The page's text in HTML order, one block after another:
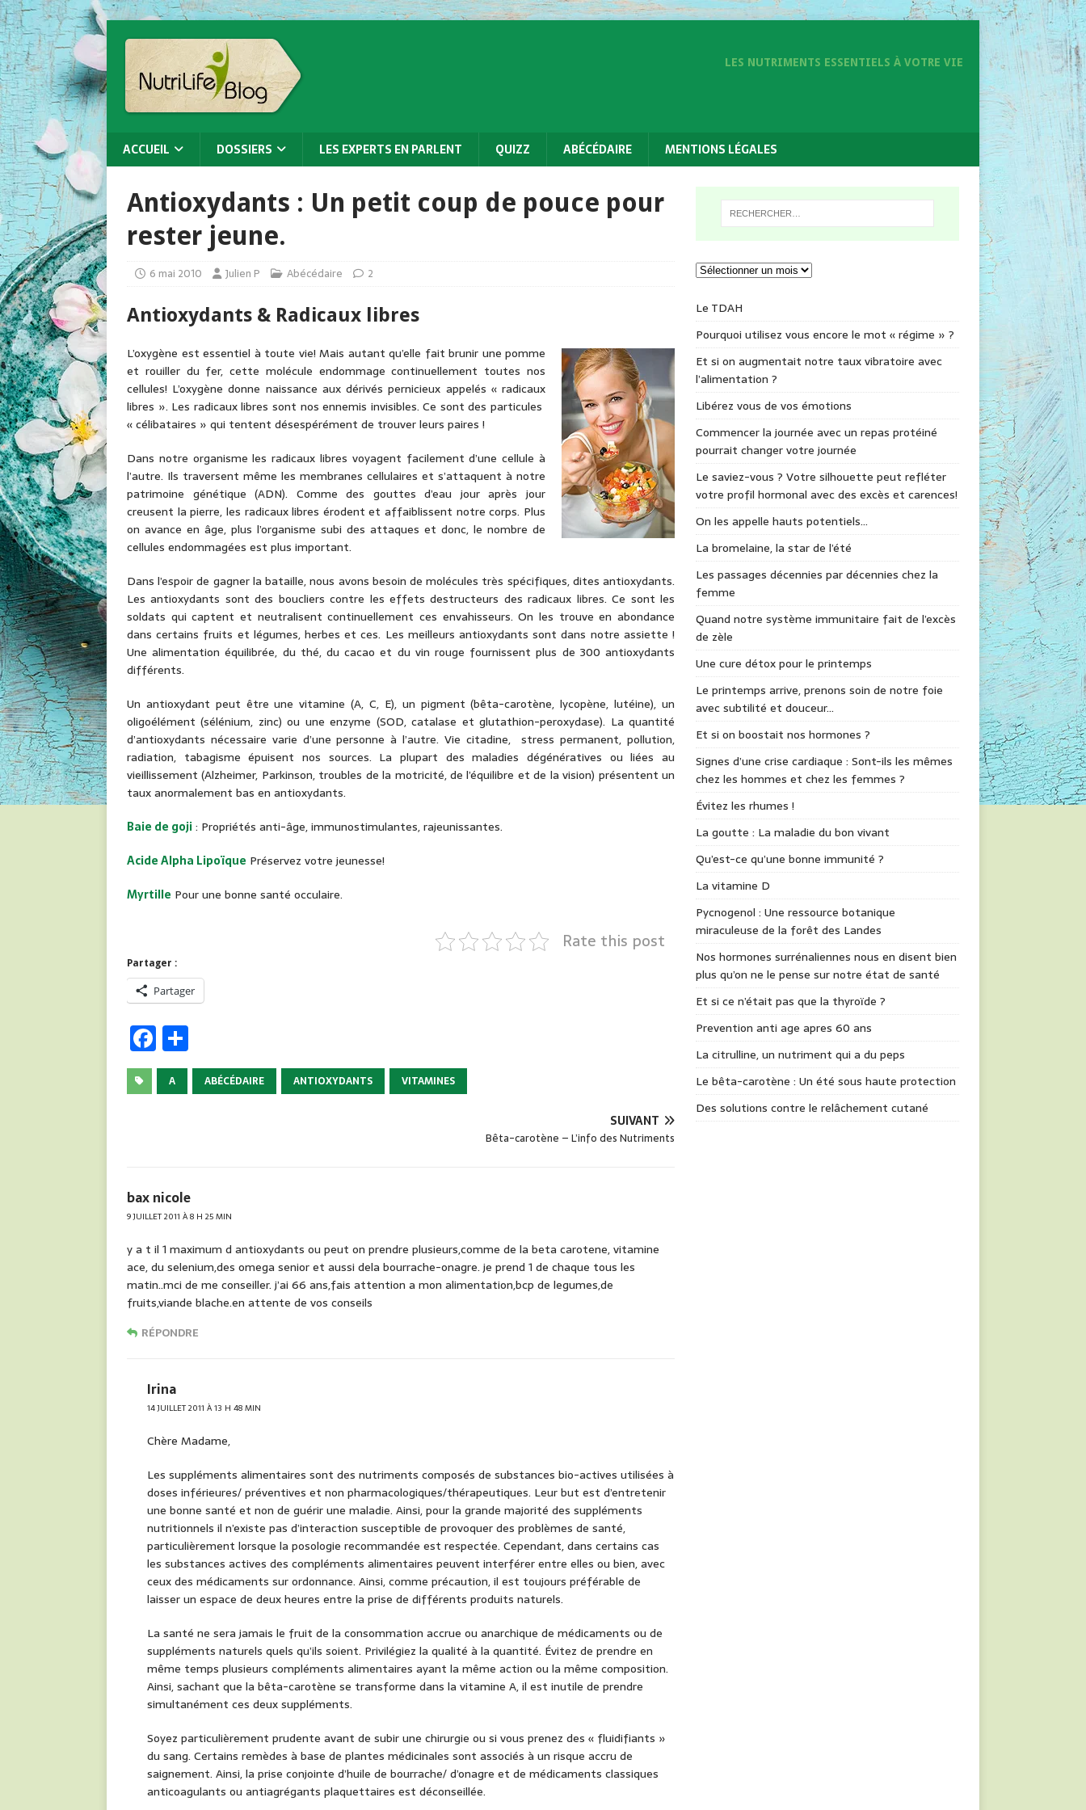
LES NUTRIMENTS ESSENTIELS À VOTRE VIE
ACCUEIL DOSSIERS LES EXPERTS EN PARLENT QUIZZ ABÉCÉDAIRE MENTIONS LÉGALES
Antioxydants : Un petit coup de pouce pour
rester jeune.
6 mai 2010 Julien P Abécédaire 2
Antioxydants & Radicaux libres
L’oxygène est essentiel à toute vie! Mais autant qu’elle fait brunir une pomme
et rouiller du fer, cette molécule endommage continuellement toutes nos
cellules! L’oxygène donne naissance aux dérivés pernicieux appelés « radicaux
libres ». Les radicaux libres sont nos ennemis invisibles. Ce sont des particules
« célibataires » qui tentent désespérément de trouver leurs paires !
Dans notre organisme les radicaux libres voyagent facilement d’une cellule à
l’autre. Ils traversent même les membranes cellulaires et s’attaquent à notre
patrimoine génétique (ADN). Comme des gouttes d’eau jour après jour
creusent la pierre, les radicaux libres érodent et affaiblissent notre corps. Plus
on avance en âge, plus l’organisme subi des attaques et donc, le nombre de
cellules endommagées est plus important.
Dans l’espoir de gagner la bataille, nous avons besoin de molécules très spécifiques, dites antioxydants.
Les antioxydants sont des boucliers contre les effets destructeurs des radicaux libres. Ce sont les
soldats qui captent et neutralisent continuellement ces envahisseurs. On les trouve en abondance
dans certains fruits et légumes, herbes et ces. Les meilleurs antioxydants sont dans notre assiette !
Une alimentation équilibrée, du thé, du cacao et du vin rouge fournissent plus de 300 antioxydants
différents.
Un antioxydant peut être une vitamine (A, C, E), un pigment (bêta-carotène, lycopène, lutéine), un
oligoélément (sélénium, zinc) ou une enzyme (SOD, catalase et glutathion-peroxydase). La quantité
d’antioxydants nécessaire varie d’une personne à l’autre. Vie citadine, stress permanent, pollution,
radiation, tabagisme épuisent nos sources. La plupart des maladies dégénératives ou liées au
vieillissement (Alzheimer, Parkinson, troubles de la motricité, de l’équilibre et de la vision) présentent un
taux anormalement bas en antioxydants.
Baie de goji: Propriétés anti-âge, immunostimulantes, rajeunissantes.
Acide Alpha Lipoïque Préservez votre jeunesse!
Myrtille Pour une bonne santé occulaire.
Rate this post
Partager :
Partager
F
a
c
o
k
ar
ta
A ABÉCÉDAIRE ANTIOXYDANTS VITAMINES
SUIVANT
Bêta-carotène – L’info des Nutriments
bax nicole
9 JUILLET 2011 À 8 H 25 MIN
y a t il 1 maximum d antioxydants ou peut on prendre plusieurs,comme de la beta carotene, vitamine
ace, du selenium,des omega senior et aussi dela bourrache-onagre. je prend 1 de chaque tous les
matin..mci de me conseiller. j’ai 66 ans,fais attention a mon alimentation,bcp de legumes,de
fruits,viande blache.en attente de vos conseils
RÉPONDRE
Irina
14 JUILLET 2011 À 13 H 48 MIN
Chère Madame,
Les suppléments alimentaires sont des nutriments composés de substances bio-actives utilisées à
doses inférieures/ préventives et non pharmacologiques/thérapeutiques. Leur but est d’entretenir
une bonne santé et non de guérir une maladie. Ainsi, pour la grande majorité des suppléments
nutritionnels il n’existe pas d’interaction susceptible de provoquer des problèmes de santé,
particulièrement lorsque la posologie recommandée est respectée. Cependant, dans certains cas
les substances actives des compléments alimentaires peuvent interférer entre elles ou bien, avec
ceux des médicaments sur ordonnance. Ainsi, comme précaution, il est toujours préférable de
laisser un espace de deux heures entre la prise de différents produits naturels.
La santé ne sera jamais le fruit de la consommation accrue ou anarchique de médicaments ou de
suppléments naturels quels qu’ils soient. Privilégiez la qualité à la quantité. Évitez de prendre en
même temps plusieurs compléments alimentaires ayant la même action ou la même composition.
Ainsi, sachant que la bêta-carotène se transforme dans la vitamine A, il est inutile de prendre
simultanément ces deux suppléments.
Soyez particulièrement prudente avant de subir une chirurgie ou si vous prenez des « fluidifiants »
du sang. Certains remèdes à base de plantes médicinales sont associés à un risque accru de
saignement. Ainsi, la prise conjointe d’huile de bourrache/ d’onagre et de médicaments classiques
anticoagulants ou antiagrégants plaquettaires est déconseillée.
Le TDAH
Pourquoi utilisez vous encore le mot « régime » ?
Et si on augmentait notre taux vibratoire avec
l’alimentation ?
Libérez vous de vos émotions
Commencer la journée avec un repas protéiné
pourrait changer votre journée
Le saviez-vous ? Votre silhouette peut refléter
votre profil hormonal avec des excès et carences!
On les appelle hauts potentiels…
La bromelaine, la star de l’été
Les passages décennies par décennies chez la
femme
Quand notre système immunitaire fait de l’excès
de zèle
Une cure détox pour le printemps
Le printemps arrive, prenons soin de notre foie
avec subtilité et douceur…
Et si on boostait nos hormones ?
Signes d’une crise cardiaque : Sont-ils les mêmes
chez les hommes et chez les femmes ?
Évitez les rhumes !
La goutte : La maladie du bon vivant
Qu’est-ce qu’une bonne immunité ?
La vitamine D
Pycnogenol : Une ressource botanique
miraculeuse de la forêt des Landes
Nos hormones surrénaliennes nous en disent bien
plus qu’on ne le pense sur notre état de santé
Et si ce n’était pas que la thyroïde ?
Prevention anti age apres 60 ans
La citrulline, un nutriment qui a du peps
Le bêta-carotène : Un été sous haute protection
Des solutions contre le relâchement cutané